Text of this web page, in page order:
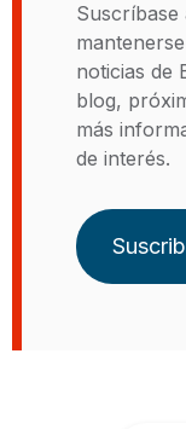
BID. La
noticias de
blog,
más
de interés.